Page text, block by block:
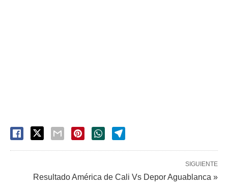
SIGUIENTE
Resultado América de Cali Vs Depor Aguablanca »